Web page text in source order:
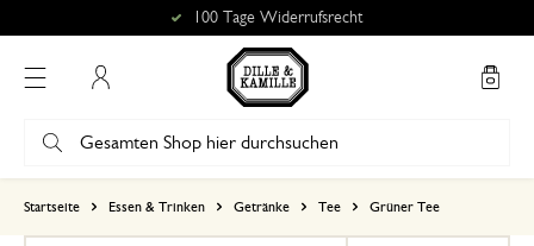
100 Tage Widerrufsrecht
Startseite Essen & Trinken Getränke Tee Grüner Tee